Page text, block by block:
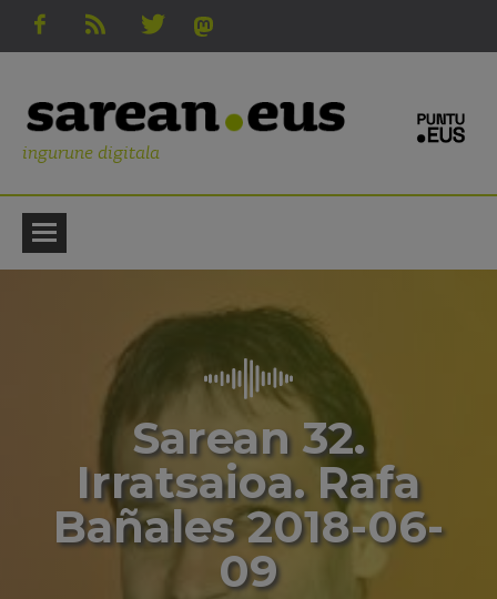
ingurune digitala
Sarean 32.
Irratsaioa. Rafa
Bañales 2018-06-
09